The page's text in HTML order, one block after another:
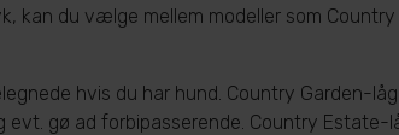
kan du vælge mellem modeller som
hvis du har hund. Country Garden-
gø ad forbipasserende. Country Estate-